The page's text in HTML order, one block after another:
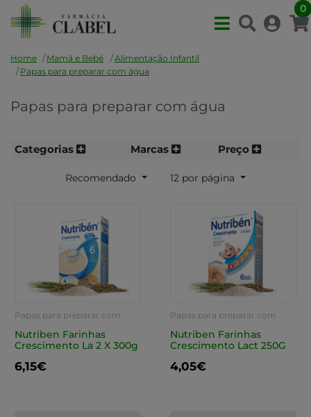
0
Home Mamã e Bebé
Alimentação Infantil
Papas para preparar com água
Papas para preparar com água
Categorias Marcas Preço
Recomendado 12 por página
Papas para preparar com
Nutriben Farinhas
Crescimento La 2 X 300g
6,15€
Papas para preparar com
Nutriben Farinhas
Crescimento Lact 250G
4,05€